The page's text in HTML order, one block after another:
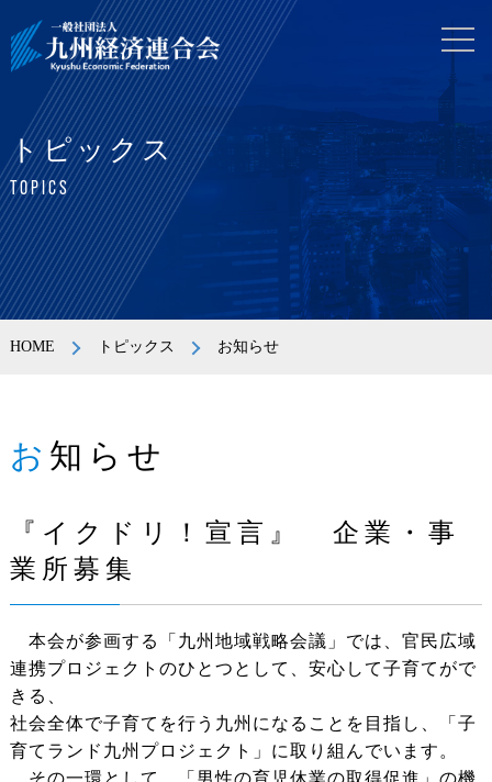
トピックス
TOPICS
HOME トピックス お知らせ
お知らせ
『イクドリ！宣言』 企業・事
業所募集
本会が参画する「九州地域戦略会議」では、官民広域
連携プロジェクトのひとつとして、安心して子育てがで
きる、
社会全体で子育てを行う九州になることを目指し、「子
育てランド九州プロジェクト」に取り組んでいます。